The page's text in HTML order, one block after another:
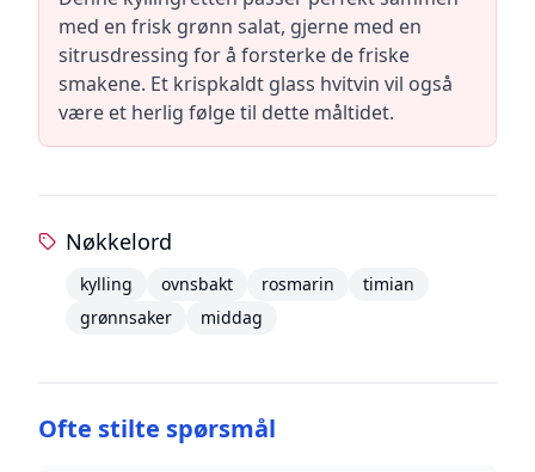
med en frisk grønn salat, gjerne med en
sitrusdressing for å forsterke de friske
smakene. Et krispkaldt glass hvitvin vil også
være et herlig følge til dette måltidet.
Nøkkelord
kylling ovnsbakt rosmarin
timian
grønnsaker
middag
Ofte stilte spørsmål